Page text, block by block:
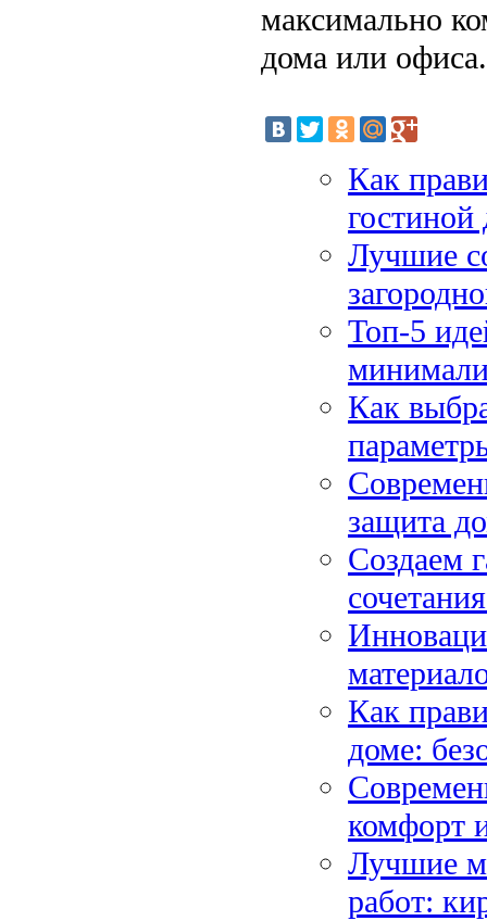
максимально
дома или офиса.
Как
Лучшие
Топ-5
Как
защита
Создаем
Как
доме:
комфорт
Лучшие
работ: